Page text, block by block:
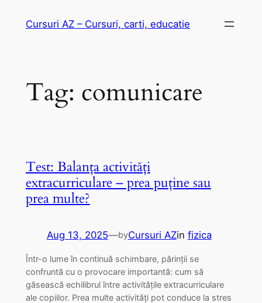
Cursuri AZ – Cursuri, carti, educatie
Tag: comunicare
Test: Balanța activități
extracurriculare – prea puține sau
prea multe?
Aug 13, 2025—byCursuri AZin fizica
Într-o lume în continuă schimbare, părinții se
confruntă cu o provocare importantă: cum să
găsească echilibrul între activitățile extracurriculare
ale copiilor. Prea multe activități pot conduce la stres